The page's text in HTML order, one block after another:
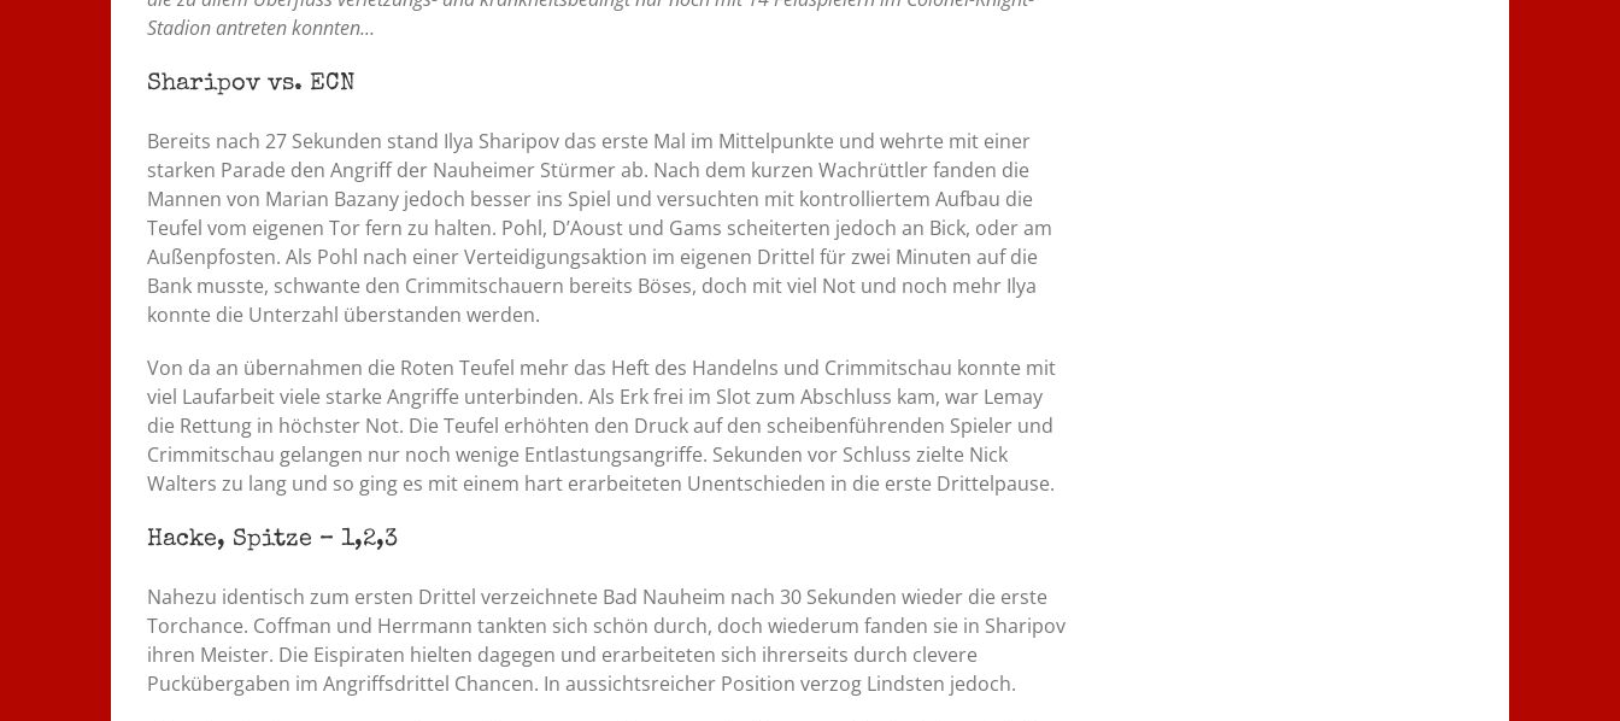
Stadion antreten konnten…
Sharipov vs. ECN
Bereits nach 27 Sekunden stand Ilya Sharipov das erste Mal im Mittelpunkte und wehrte mit einer
starken Parade den Angriff der Nauheimer Stürmer ab. Nach dem kurzen Wachrüttler fanden die
Mannen von Marian Bazany jedoch besser ins Spiel und versuchten mit kontrolliertem Aufbau die
Teufel vom eigenen Tor fern zu halten. Pohl, D’Aoust und Gams scheiterten jedoch an Bick, oder am
Außenpfosten. Als Pohl nach einer Verteidigungsaktion im eigenen Drittel für zwei Minuten auf die
Bank musste, schwante den Crimmitschauern bereits Böses, doch mit viel Not und noch mehr Ilya
konnte die Unterzahl überstanden werden.
Von da an übernahmen die Roten Teufel mehr das Heft des Handelns und Crimmitschau konnte mit
viel Laufarbeit viele starke Angriffe unterbinden. Als Erk frei im Slot zum Abschluss kam, war Lemay
die Rettung in höchster Not. Die Teufel erhöhten den Druck auf den scheibenführenden Spieler und
Crimmitschau gelangen nur noch wenige Entlastungsangriffe. Sekunden vor Schluss zielte Nick
Walters zu lang und so ging es mit einem hart erarbeiteten Unentschieden in die erste Drittelpause.
Hacke, Spitze – 1,2,3
Nahezu identisch zum ersten Drittel verzeichnete Bad Nauheim nach 30 Sekunden wieder die erste
Torchance. Coffman und Herrmann tankten sich schön durch, doch wiederum fanden sie in Sharipov
ihren Meister. Die Eispiraten hielten dagegen und erarbeiteten sich ihrerseits durch clevere
Puckübergaben im Angriffsdrittel Chancen. In aussichtsreicher Position verzog Lindsten jedoch.